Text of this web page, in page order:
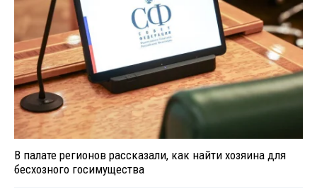
В палате регионов рассказали, как найти хозяина для
бесхозного госимущества